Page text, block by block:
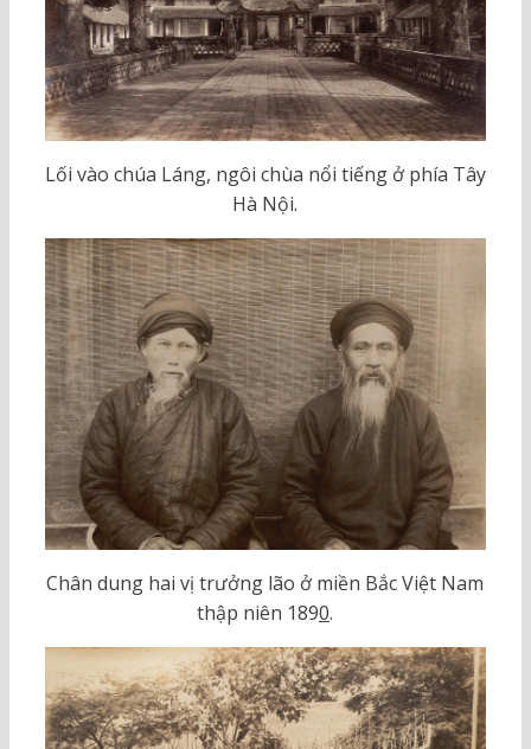
Lối vào chúa Láng, ngôi chùa nổi tiếng ở phía Tây
Hà Nội.
Chân dung hai vị trưởng lão ở miền Bắc Việt Nam
thập niên 1890.